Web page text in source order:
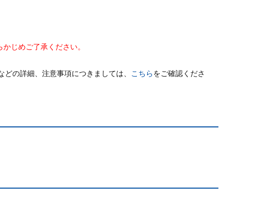
じめご了承ください。
の詳細、注意事項につきましては、 こちら をご確認くださ